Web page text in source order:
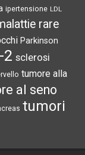
ipertensione LDL
rare
Parkinson
2 sclerosi
tumore alla
al seno
tumori